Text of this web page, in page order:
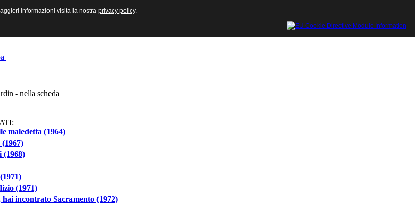
|
- nella scheda
maledetta (1964)
(1968)
(1971)
hai incontrato Sacramento (1972)
informazioni visita la nostra privacy policy.
informazioni visita la nostra privacy policy.